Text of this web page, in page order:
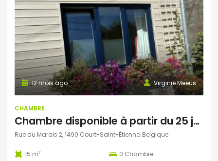
Virginie Meeus
12 mois ago
CHAMBRE
Chambre disponible à partir du 25 janvier 2026 à Court-Saint-Etienne
Rue du Marais 2, 1490 Court-Saint-Étienne, Belgique
15 m2 0 Chambre